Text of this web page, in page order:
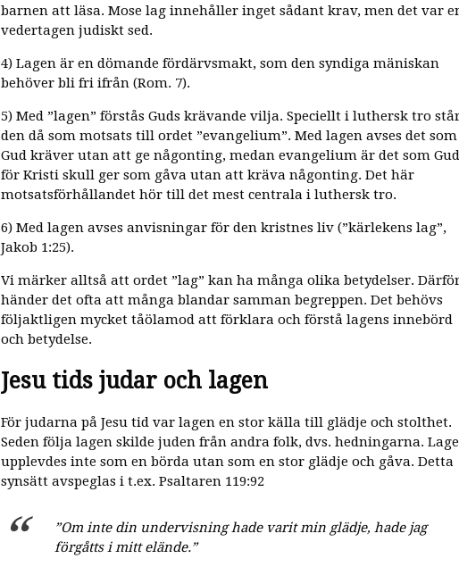
barnen att läsa. Mose lag innehåller inget sådant krav, men det var
vedertagen judiskt sed.
4) Lagen är en dömande fördärvsmakt, som den syndiga mäniskan
behöver bli fri ifrån (Rom. 7).
5) Med ”lagen” förstås Guds krävande vilja. Speciellt i luthersk tro
den då som motsats till ordet ”evangelium”. Med lagen avses det som
Gud kräver utan att ge någonting, medan evangelium är det som Gud
för Kristi skull ger som gåva utan att kräva någonting. Det här
motsatsförhållandet hör till det mest centrala i luthersk tro.
6) Med lagen avses anvisningar för den kristnes liv (”kärlekens lag”,
Jakob 1:25).
Vi märker alltså att ordet ”lag” kan ha många olika betydelser.
händer det ofta att många blandar samman begreppen. Det behövs
följaktligen mycket tåölamod att förklara och förstå lagens innebörd
och betydelse.
Jesu tids judar och lagen
För judarna på Jesu tid var lagen en stor källa till glädje och stolthet.
Seden följa lagen skilde juden från andra folk, dvs. hedningarna.
upplevdes inte som en börda utan som en stor glädje och gåva. Detta
synsätt avspeglas i t.ex. Psaltaren 119:92
”Om inte din undervisning hade varit min glädje, hade jag
förgåtts i mitt elände.”